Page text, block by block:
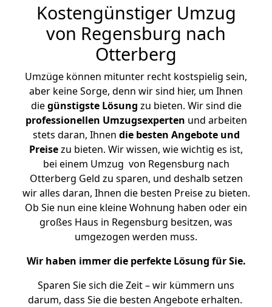
Kostengünstiger Umzug
von Regensburg nach
Otterberg
Umzüge können mitunter recht kostspielig sein,
aber keine Sorge, denn wir sind hier, um Ihnen
diegünstigste Lösung zu bieten. Wir sind die
professionellen Umzugsexperten und arbeiten
stets daran, Ihnen die besten Angebote und
Preisezu bieten. Wir wissen, wie wichtig es ist,
bei einem Umzug von Regensburg nach
Otterberg Geld zu sparen, und deshalb setzen
wir alles daran, Ihnen die besten Preise zu bieten.
Ob Sie nun eine kleine Wohnung haben oder ein
großes Haus in Regensburg besitzen, was
umgezogen werden muss.
Wir haben immer die perfekte Lösung für Sie.
Sparen Sie sich die Zeit – wir kümmern uns
darum, dass Sie die besten Angebote erhalten.